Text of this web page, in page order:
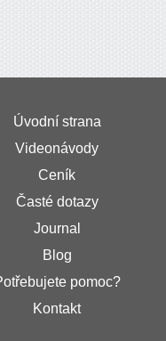
Úvodní strana
Videonávody
Ceník
Časté dotazy
Journal
Blog
pomoc?
Kontakt